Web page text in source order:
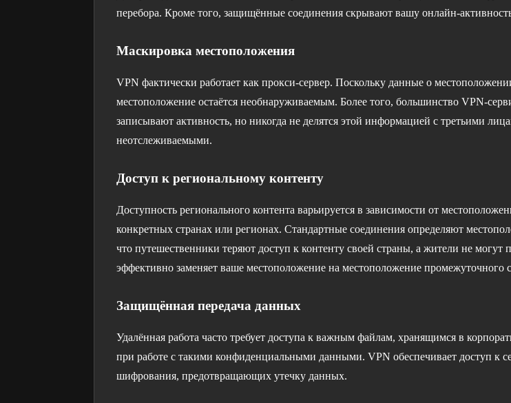
перебора. Кроме того, защищённые соединения скрывают вашу онлайн-
Маскировка местоположения
VPN фактически работает как прокси-сервер. Поскольку данные о
местоположение остаётся необнаруживаемым. Более того, большинство VPN-
записывают активность, но никогда не делятся этой информацией с третьими
неотслеживаемыми.
Доступ к региональному контенту
Доступность регионального контента варьируется в зависимости от
конкретных странах или регионах. Стандартные соединения определяют
что путешественники теряют доступ к контенту своей страны, а жители не
эффективно заменяет ваше местоположение на местоположение промежуточного
Защищённая передача данных
Удалённая работа часто требует доступа к важным файлам, хранящимся в
при работе с такими конфиденциальными данными. VPN обеспечивает доступ к
шифрования, предотвращающих утечку данных.